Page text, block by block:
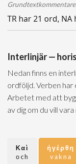
TR har 21 ord, NA
Interlinjär —
Nedan finns en
ordföljd. Verben har
Arbetet med att
av dig om du vill
Καὶ
och
ἠγέρθη
vakna